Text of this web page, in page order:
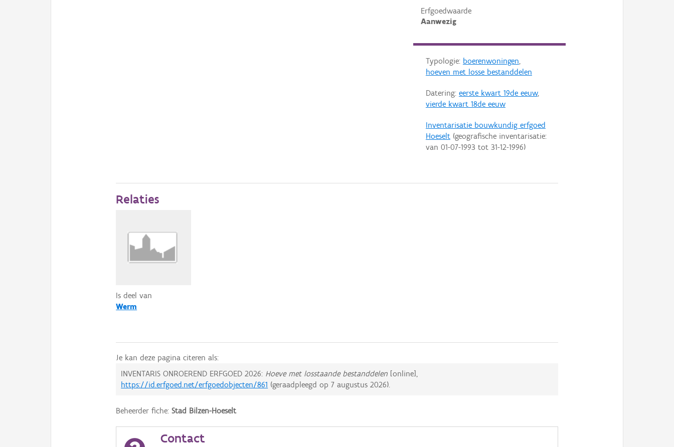
Erfgoedwaarde
Aanwezig
Typologie: boerenwoningen,
hoeven met losse bestanddelen
Datering: eerste kwart 19de eeuw,
vierde kwart 18de eeuw
Inventarisatie bouwkundig erfgoed
Hoeselt(geografische inventarisatie:
van 01-07-1993 tot 31-12-1996)
Relaties
Is deel van
Werm
Je kan deze pagina citeren als:
INVENTARIS ONROEREND ERFGOED 2026: Hoeve met losstaande bestanddelen [online],
https://id.erfgoed.net/erfgoedobjecten/861 (geraadpleegd op7 augustus 2026).
Beheerder fiche:Stad Bilzen-Hoeselt
Contact